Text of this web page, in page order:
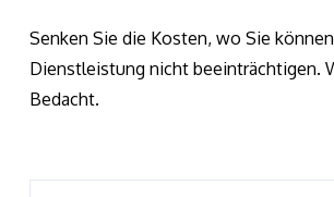
Senken Sie die Kosten, wo Sie
Dienstleistung nicht beeinträchtigen.
Bedacht.